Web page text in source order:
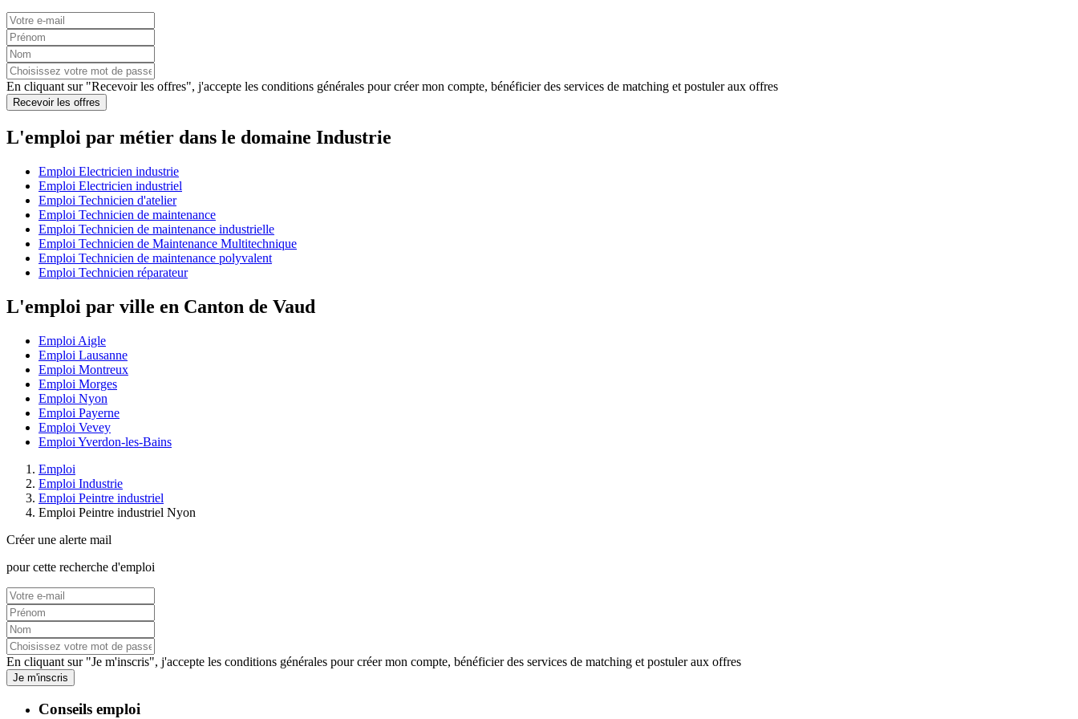
En cliquant sur "Recevoir les offres", j'accepte les conditions générales pour créer mon compte, bénéficier des services de matching et postuler aux offres
Recevoir les offres
L'emploi par métier dans le domaine Industrie
Emploi Electricien industrie
Emploi Electricien industriel
Emploi Technicien d'atelier
Emploi Technicien de maintenance
Emploi Technicien de maintenance industrielle
Emploi Technicien de Maintenance Multitechnique
Emploi Technicien de maintenance polyvalent
Emploi Technicien réparateur
L'emploi par ville en Canton de Vaud
Emploi Aigle
Emploi Lausanne
Emploi Montreux
Emploi Morges
Emploi Nyon
Emploi Payerne
Emploi Vevey
Emploi Yverdon-les-Bains
Emploi
Emploi Industrie
Emploi Peintre industriel
Emploi Peintre industriel Nyon
Créer une alerte mail
pour cette recherche d'emploi
En cliquant sur "Je m'inscris", j'accepte les conditions générales pour créer mon compte, bénéficier des services de matching et postuler aux offres
Je m'inscris
Conseils emploi